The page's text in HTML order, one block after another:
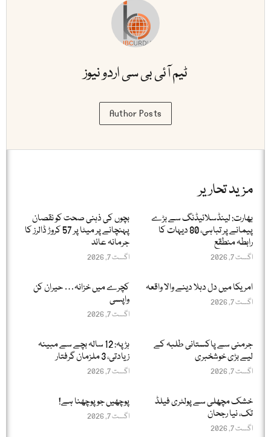
ٹیم آئی بی سی اردو نیوز
Author Posts
مزید تحاریر
بھارت: لینڈسلائیڈنگ سے بڑے
پیمانے پر تباہی، 80 دیہات کا
رابطہ منطقع
اگست 7, 2026
بچوں کی ذہنی صحت کو نقصان
پہنچانے پر میٹا پر 57 کروڑ ڈالرز کا
جرمانہ عائد
اگست 7, 2026
امریکا میں دل دہلا دینے والا واقعہ
اگست 7, 2026
کچرے میں خزانہ… حیران کن
واپسی
اگست 7, 2026
جرمنی سے پاکستانی طلبہ کے
لیے بڑی خوشخبری
اگست 7, 2026
ہڑپہ: 12 سالہ بچے سے مبینہ
زیادتی، 3 ملزمان گرفتار
اگست 7, 2026
خشک مچھلی سے پولٹری فیلڈ
تک، نیا رجحان
اگست 7, 2026
پوچھیں جو پوچھنا ہے!
اگست 7, 2026